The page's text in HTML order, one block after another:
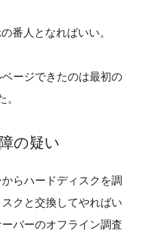
番人となればいい。
ージできたのは最初の
。
の疑い
らハードディスクを調
クと交換してやればい
バーのオフライン調査